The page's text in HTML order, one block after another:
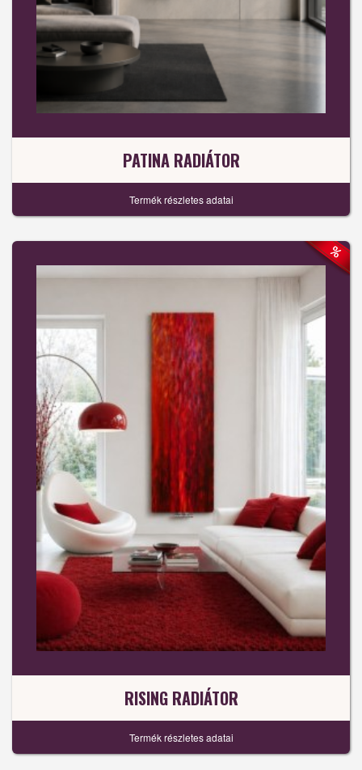
PATINA RADIÁTOR
Termék részletes adatai
RISING RADIÁTOR
Termék részletes adatai